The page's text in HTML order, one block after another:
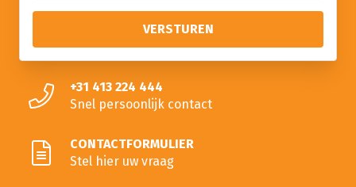
+31 413 224 444
Snel persoonlijk contact
CONTACTFORMULIER
Stel hier uw vraag